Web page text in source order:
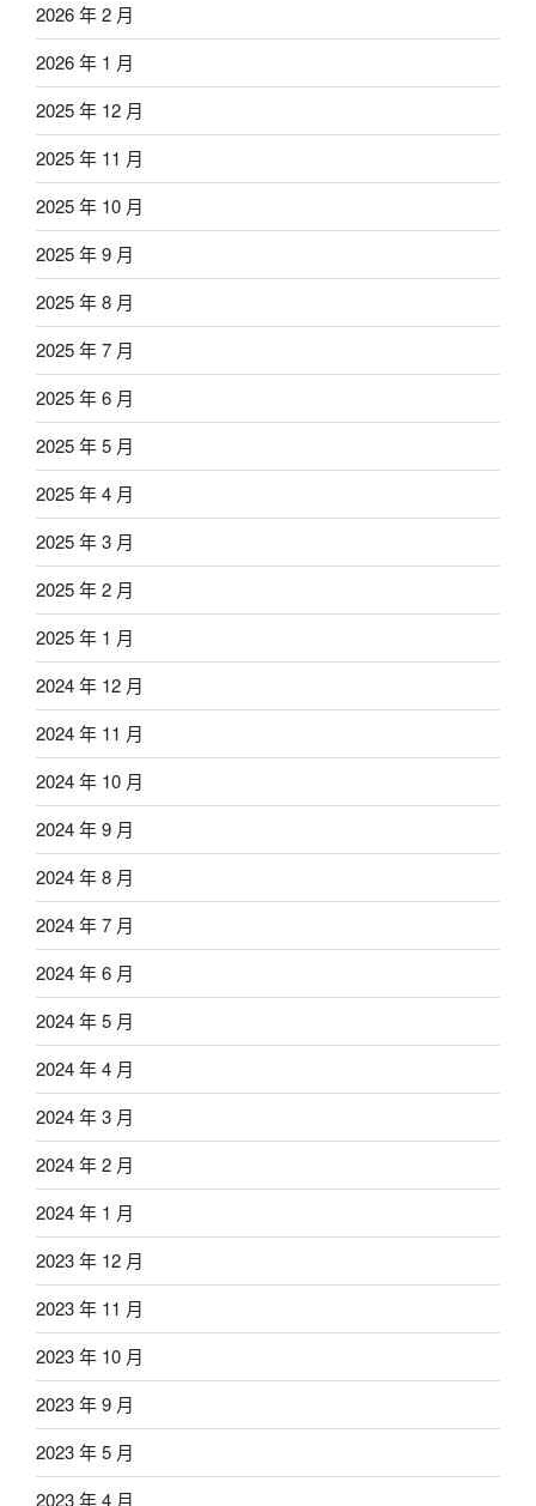
2026 年 2 月
2026 年 1 月
2025 年 12 月
2025 年 11 月
2025 年 10 月
2025 年 9 月
2025 年 8 月
2025 年 7 月
2025 年 6 月
2025 年 5 月
2025 年 4 月
2025 年 3 月
2025 年 2 月
2025 年 1 月
2024 年 12 月
2024 年 11 月
2024 年 10 月
2024 年 9 月
2024 年 8 月
2024 年 7 月
2024 年 6 月
2024 年 5 月
2024 年 4 月
2024 年 3 月
2024 年 2 月
2024 年 1 月
2023 年 12 月
2023 年 11 月
2023 年 10 月
2023 年 9 月
2023 年 5 月
2023 年 4 月